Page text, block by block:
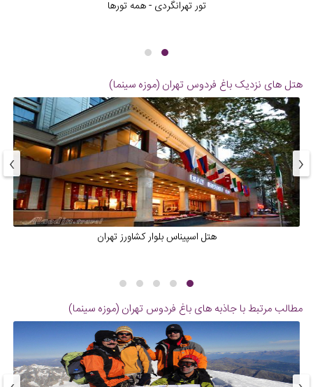
تور تهرانگردی - همه تورها
هتل های نزدیک باغ فردوس تهران (موزه سینما)
هتل اسپیناس بلوار کشاورز تهران
‹
›
مطالب مرتبط با جاذبه های باغ فردوس تهران (موزه سینما)